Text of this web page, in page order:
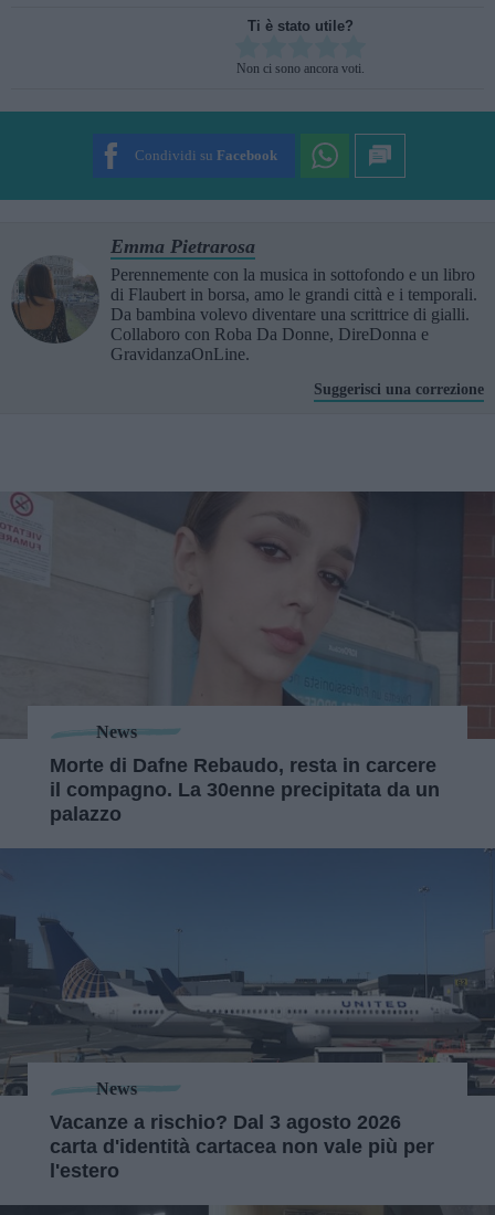
Ti è stato utile?
Non ci sono ancora voti.
Condividi su Facebook
Emma Pietrarosa
Perennemente con la musica in sottofondo e un libro
di Flaubert in borsa, amo le grandi città e i temporali.
Da bambina volevo diventare una scrittrice di gialli.
Collaboro con Roba Da Donne, DireDonna e
GravidanzaOnLine.
Suggerisci una correzione
News
Morte di Dafne Rebaudo, resta in carcere
il compagno. La 30enne precipitata da un
palazzo
News
Vacanze a rischio? Dal 3 agosto 2026
carta d'identità cartacea non vale più per
l'estero